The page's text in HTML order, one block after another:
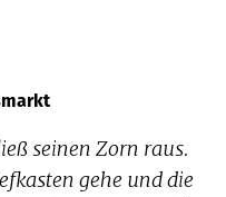
seinen Zorn raus.
gehe und die